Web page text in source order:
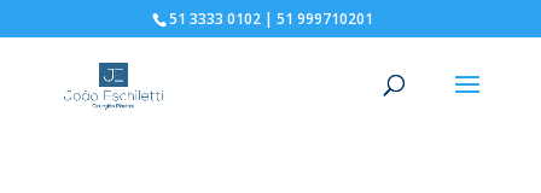
51 3333 0102 | 51 999710201